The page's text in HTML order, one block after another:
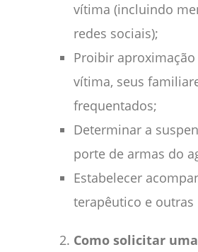
vítima (incluindo
redes sociais);
Proibir
vítima, seus
frequentados;
Determinar a
porte de armas do
Estabelecer
terapêutico e outras
Como solicitar